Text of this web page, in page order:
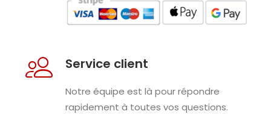
Service client
Notre équipe est là pour répondre
rapidement à toutes vos questions.